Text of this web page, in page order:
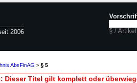
2006 § / Artikel
AbsFinAG > § 5
Dieser Titel gilt komplett oder